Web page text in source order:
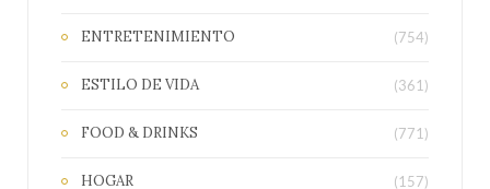
ENTRETENIMIENTO (754)
ESTILO DE VIDA (361)
FOOD & DRINKS (771)
HOGAR (157)